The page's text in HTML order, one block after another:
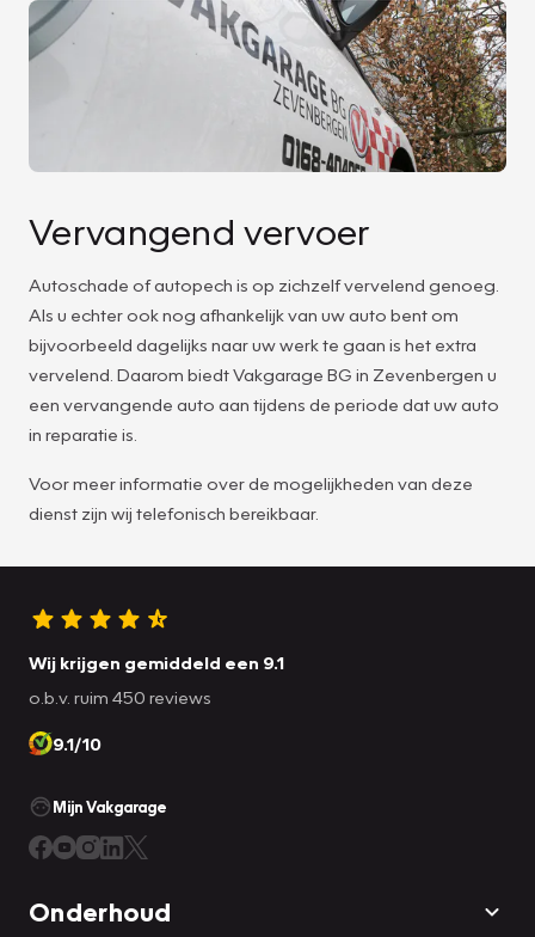
Vervangend vervoer
Autoschade of autopech is op zichzelf vervelend genoeg.
Als u echter ook nog afhankelijk van uw auto bent om
bijvoorbeeld dagelijks naar uw werk te gaan is het extra
vervelend. Daarom biedt Vakgarage BG in Zevenbergen u
een vervangende auto aan tijdens de periode dat uw auto
in reparatie is.
Voor meer informatie over de mogelijkheden van deze
dienst zijn wij telefonisch bereikbaar.
Wij krijgen gemiddeld een 9.1
o.b.v. ruim 450 reviews
9.1/10
Mijn Vakgarage
Onderhoud